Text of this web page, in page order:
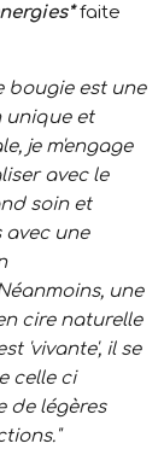
faite
bougie est une
unique et
je m'engage
avec le
soin et
avec une
une
cire naturelle
'vivante', il se
celle ci
de légères